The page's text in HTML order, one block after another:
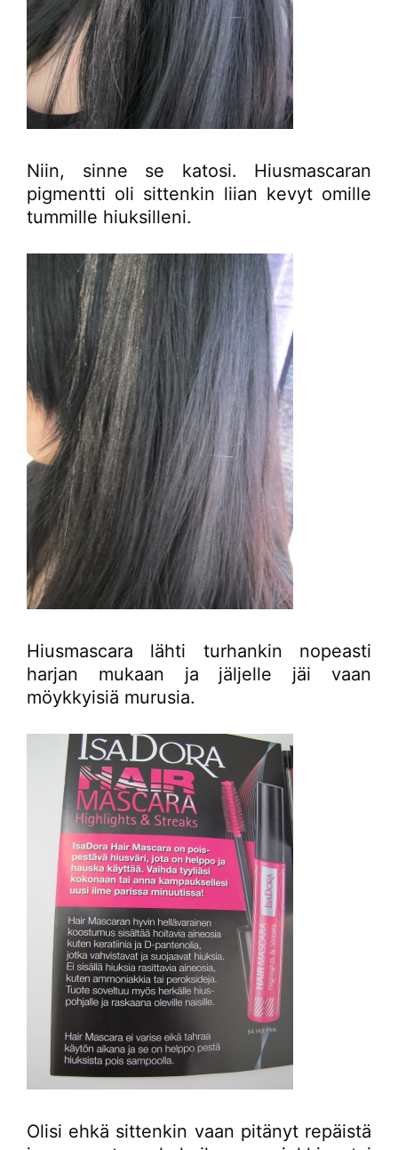
Niin, sinne se katosi. Hiusmascaran
pigmentti oli sittenkin liian kevyt omille
tummille hiuksilleni.
Hiusmascara lähti turhankin nopeasti
harjan mukaan ja jäljelle jäi vaan
möykkyisiä murusia.
Olisi ehkä sittenkin vaan pitänyt repäistä